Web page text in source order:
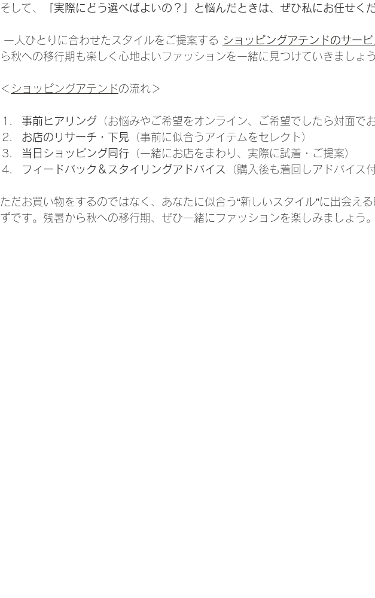
そして、 「実際にどう選べばよいの？」と悩んだときは、ぜひ私にお任せくだ
一人ひとりに合わせたスタイルをご提案する ショッピングアテンドのサービ
ら秋への移行期も楽しく心地よいファッションを一緒に見つけていきましょう
＜ ショッピングアテンドの流れ＞
事前ヒアリング （お悩みやご希望をオンライン、ご希望でしたら対面で
お店のリサーチ・下見 （事前に似合うアイテムをセレクト）
当日ショッピング同行 （一緒にお店をまわり、実際に試着・ご提案）
フィードバック＆スタイリングアドバイス
（購入後も着回しアドバイス付
ただお買い物をするのではなく、あなたに似合う“新しいスタイル”に出会え
ずです。残暑から秋への移行期、ぜひ一緒にファッションを楽しみましょう。